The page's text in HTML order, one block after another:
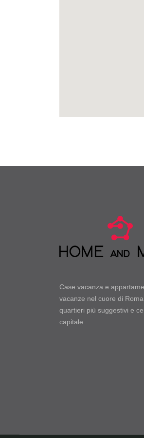
Case vacanza e
vacanze nel cuore di
quartieri più suggestivi e
capitale.